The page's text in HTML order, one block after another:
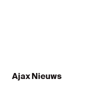
Ajax Nieuws